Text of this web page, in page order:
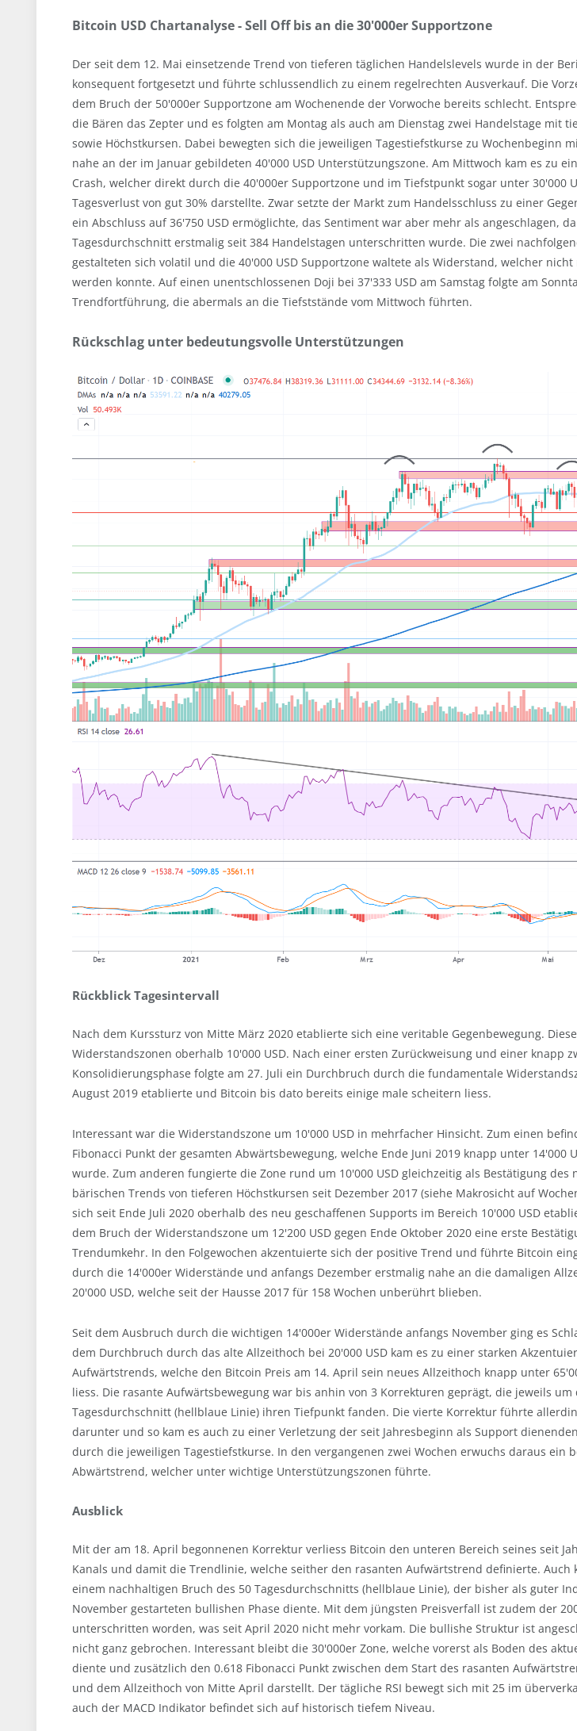
Bitcoin USD Chartanalyse - Sell Off bis an die 30'000er Supportzone
Der seit dem 12. Mai einsetzende Trend von tieferen täglichen Handelslevels wurde in der
konsequent fortgesetzt und führte schlussendlich zu einem regelrechten Ausverkauf. Die
dem Bruch der 50'000er Supportzone am Wochenende der Vorwoche bereits schlecht.
die Bären das Zepter und es folgten am Montag als auch am Dienstag zwei Handelstage mit
sowie Höchstkursen. Dabei bewegten sich die jeweiligen Tagestiefstkurse zu Wochenbeginn
nahe an der im Januar gebildeten 40'000 USD Unterstützungszone. Am Mittwoch kam es zu
Crash, welcher direkt durch die 40'000er Supportzone und im Tiefstpunkt sogar unter 30'000
Tagesverlust von gut 30% darstellte. Zwar setzte der Markt zum Handelsschluss zu einer
ein Abschluss auf 36'750 USD ermöglichte, das Sentiment war aber mehr als angeschlagen,
Tagesdurchschnitt erstmalig seit 384 Handelstagen unterschritten wurde. Die zwei
gestalteten sich volatil und die 40'000 USD Supportzone waltete als Widerstand, welcher
werden konnte. Auf einen unentschlossenen Doji bei 37'333 USD am Samstag folgte am
Trendfortführung, die abermals an die Tiefststände vom Mittwoch führten.
Rückschlag unter bedeutungsvolle Unterstützungen
Rückblick Tagesintervall
Nach dem Kurssturz von Mitte März 2020 etablierte sich eine veritable Gegenbewegung.
Widerstandszonen oberhalb 10'000 USD. Nach einer ersten Zurückweisung und einer knapp
Konsolidierungsphase folgte am 27. Juli ein Durchbruch durch die fundamentale
August 2019 etablierte und Bitcoin bis dato bereits einige male scheitern liess.
Interessant war die Widerstandszone um 10'000 USD in mehrfacher Hinsicht. Zum einen
Fibonacci Punkt der gesamten Abwärtsbewegung, welche Ende Juni 2019 knapp unter 14'000
wurde. Zum anderen fungierte die Zone rund um 10'000 USD gleichzeitig als Bestätigung des
bärischen Trends von tieferen Höchstkursen seit Dezember 2017 (siehe Makrosicht auf
sich seit Ende Juli 2020 oberhalb des neu geschaffenen Supports im Bereich 10'000 USD
dem Bruch der Widerstandszone um 12'200 USD gegen Ende Oktober 2020 eine erste
Trendumkehr. In den Folgewochen akzentuierte sich der positive Trend und führte Bitcoin
durch die 14'000er Widerstände und anfangs Dezember erstmalig nahe an die damaligen
20'000 USD, welche seit der Hausse 2017 für 158 Wochen unberührt blieben.
Seit dem Ausbruch durch die wichtigen 14'000er Widerstände anfangs November ging es
dem Durchbruch durch das alte Allzeithoch bei 20'000 USD kam es zu einer starken
Aufwärtstrends, welche den Bitcoin Preis am 14. April sein neues Allzeithoch knapp unter
liess. Die rasante Aufwärtsbewegung war bis anhin von 3 Korrekturen geprägt, die jeweils um
Tagesdurchschnitt (hellblaue Linie) ihren Tiefpunkt fanden. Die vierte Korrektur führte
darunter und so kam es auch zu einer Verletzung der seit Jahresbeginn als Support
durch die jeweiligen Tagestiefstkurse. In den vergangenen zwei Wochen erwuchs daraus ein
Abwärtstrend, welcher unter wichtige Unterstützungszonen führte.
Ausblick
Mit der am 18. April begonnenen Korrektur verliess Bitcoin den unteren Bereich seines seit
Kanals und damit die Trendlinie, welche seither den rasanten Aufwärtstrend definierte. Auch
einem nachhaltigen Bruch des 50 Tagesdurchschnitts (hellblaue Linie), der bisher als guter
November gestarteten bullishen Phase diente. Mit dem jüngsten Preisverfall ist zudem der
unterschritten worden, was seit April 2020 nicht mehr vorkam. Die bullishe Struktur ist
nicht ganz gebrochen. Interessant bleibt die 30'000er Zone, welche vorerst als Boden des
diente und zusätzlich den 0.618 Fibonacci Punkt zwischen dem Start des rasanten
und dem Allzeithoch von Mitte April darstellt. Der tägliche RSI bewegt sich mit 25 im
auch der MACD Indikator befindet sich auf historisch tiefem Niveau.